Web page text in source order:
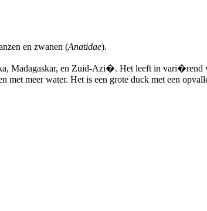
en zwanen (Anatidae).
Madagaskar, en Zuid-Azi�. Het leeft in vari�rend
meer water. Het is een grote duck met een